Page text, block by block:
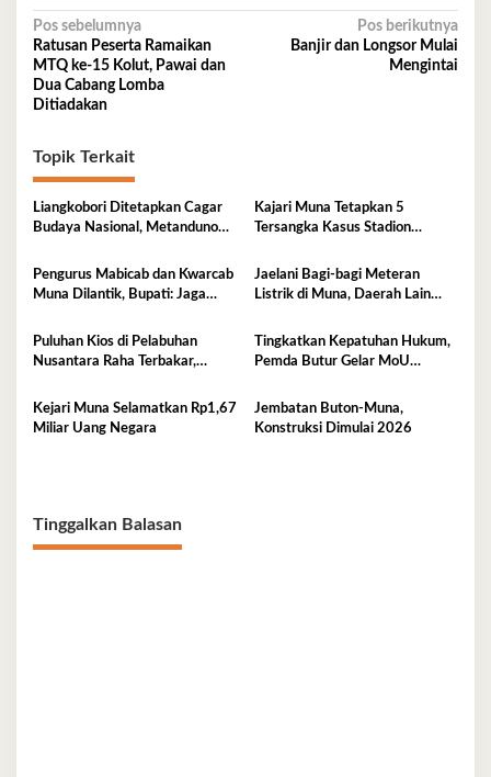
Navigasi
pos
Pos sebelumnya
Ratusan Peserta Ramaikan
MTQ ke-15 Kolut, Pawai dan
Dua Cabang Lomba
Ditiadakan
Pos berikutnya
Banjir dan Longsor Mulai
Mengintai
Topik Terkait
Liangkobori Ditetapkan Cagar
Budaya Nasional, Metanduno
UNESCO
Kajari Muna Tetapkan 5
Tersangka Kasus Stadion
15,2 Miliar
Pengurus Mabicab dan Kwarcab
Muna Dilantik, Bupati: Jaga
Jaelani Bagi-bagi Meteran
Listrik di Muna, Daerah Lain
Puluhan Kios di Pelabuhan
Nusantara Raha Terbakar,
Tingkatkan Kepatuhan Hukum,
Pemda Butur Gelar MoU
Kejari Muna Selamatkan Rp1,67
Miliar Uang Negara
Jembatan Buton-Muna,
Konstruksi Dimulai 2026
Tinggalkan Balasan